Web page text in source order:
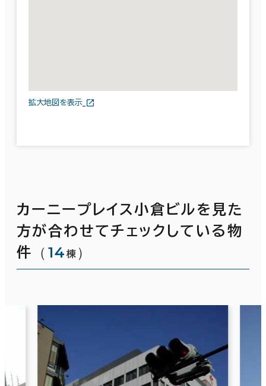
拡大地図を表示
カーニープレイス小倉ビルを見た
方が合わせてチェックしている物
件
（ 14 棟 ）